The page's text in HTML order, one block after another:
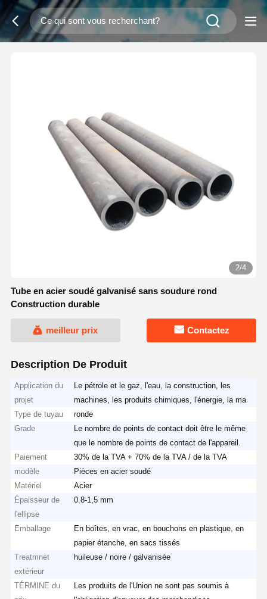
3/4
Tube en acier soudé galvanisé sans soudure rond
Construction durable
meilleur prix Contactez
Description De Produit
Application du
projet
Le pétrole et le gaz, l'eau, la construction, les
machines, les produits chimiques, l'énergie, la ma
Type de tuyau
ronde
Grade
Le nombre de points de contact doit être le même
que le nombre de points de contact de l'appareil.
Paiement
30% de la TVA + 70% de la TVA / de la TVA
modèle
Pièces en acier soudé
Matériel
Acier
Épaisseur de
l'ellipse
0.8-1,5 mm
Emballage
En boîtes, en vrac, en bouchons en plastique, en
papier étanche, en sacs tissés
Treatmnet
extérieur
huileuse / noire / galvanisée
TÉRMINE du
Les produits de l'Union ne sont pas soumis à